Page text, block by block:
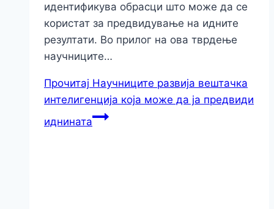
идентификува обрасци што може да се
користат за предвидување на идните
резултати. Во прилог на ова тврдење
научниците…
Прочитај Научниците развија вештачка
интелигенција која може да ја предвиди
иднината